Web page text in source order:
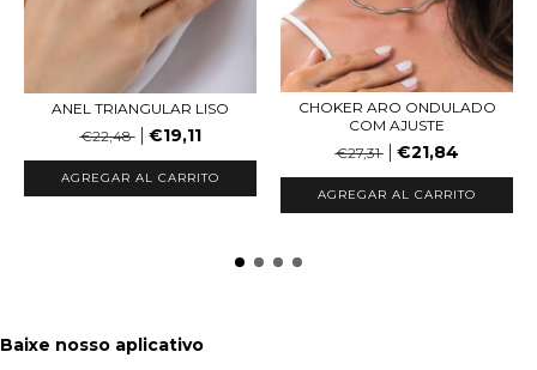
ANEL TRIANGULAR LISO
€22,48
€19,11
AGREGAR AL CARRITO
CHOKER ARO ONDULADO
COM AJUSTE
€27,31
€21,84
AGREGAR AL CARRITO
Baixe nosso aplicativo